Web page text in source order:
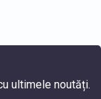
ultimele noutăți.